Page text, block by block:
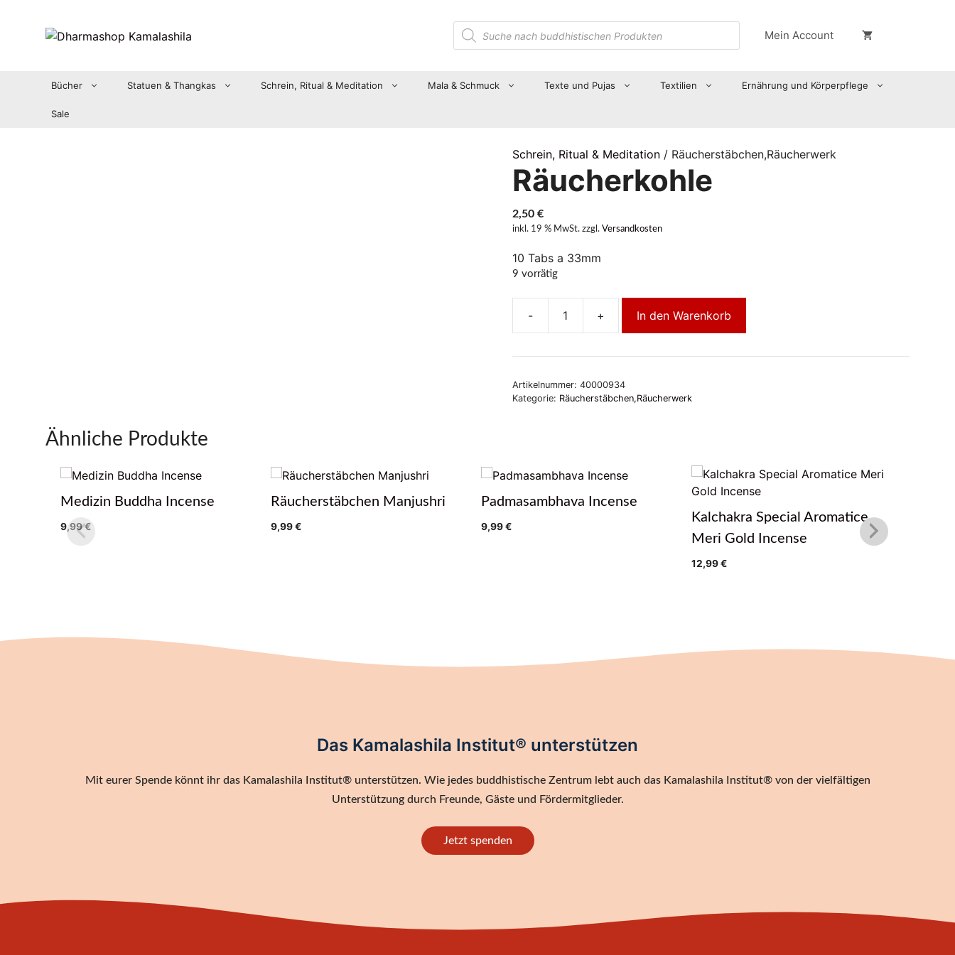
Suche
nach
Produkten
Mein Account
Bücher Statuen & Thangkas Schrein, Ritual & Meditation Mala & Schmuck Texte und Pujas Textilien Ernährung und Körperpflege
Sale
Schrein, Ritual & Meditation/ Räucherstäbchen,Räucherwerk
Räucherkohle
2,50 €
inkl. 19 % MwSt. zzgl. Versandkosten
10 Tabs a 33mm
9 vorrätig
-
Räucherkohle
+ In den Warenkorb
Artikelnummer: 40000934
Kategorie: Räucherstäbchen,Räucherwerk
Ähnliche Produkte
Medizin Buddha Incense
9,99€
Räucherstäbchen Manjushri
9,99€
Padmasambhava Incense
9,99€
Kalchakra Special Aromatice
Meri Gold Incense
12,99€
Das Kamalashila Institut® unterstützen
Mit eurer Spende könnt ihr das Kamalashila Institut® unterstützen. Wie jedes buddhistische Zentrum lebt auch das Kamalashila Institut® von der vielfältigen
Unterstützung durch Freunde, Gäste und Fördermitglieder.
Jetzt spenden